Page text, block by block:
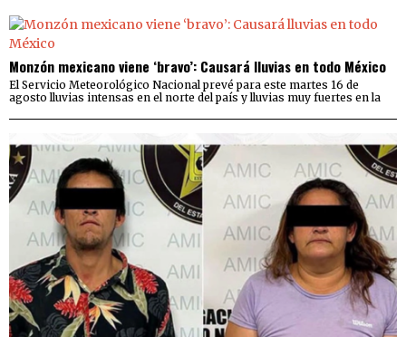
Monzón mexicano viene ‘bravo’: Causará lluvias en todo México
El Servicio Meteorológico Nacional prevé para este martes 16 de
agosto lluvias intensas en el norte del país y lluvias muy fuertes en la